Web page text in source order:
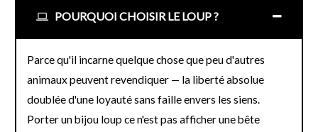
POURQUOI CHOISIR LE LOUP ?
Parce qu'il incarne quelque chose que peu d'autres
animaux peuvent revendiquer — la liberté absolue
doublée d'une loyauté sans faille envers les siens.
Porter un bijou loup ce n'est pas afficher une bête